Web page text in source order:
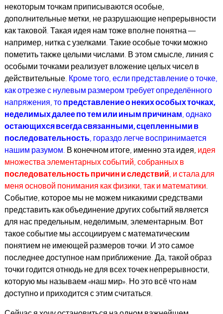
некоторым точкам приписываются особые,
дополнительные метки, не разрушающие непрерывности
как таковой. Такая идея нам тоже вполне понятна —
например, нитка с узелками. Такие особые точки можно
пометить также целыми числами. В этом смысле, линия с
особыми точками реализует вложение целых чисел в
действительные. Кроме того, если представление о точке,
как отрезке с нулевым размером требует определённого
напряжения, то представление о неких особых точках,
неделимых далее по тем или иным причинам, однако
остающихся всегда связанными, сцепленными в
последовательность, гораздо легче воспринимается
нашим разумом.
В конечном итоге, именно эта идея, идея
множества элементарных событий, собранных в
последовательность причин и следствий, и стала для
меня основой понимания как физики, так и математики
Событие, которое мы не можем никакими средствами
представить как объединение других событий является
для нас предельным, неделимым, элементарным. Вот
такое событие мы ассоциируем с математическим
понятием не имеющей размеров точки. И это самое
последнее доступное нам приближение. Да, такой образ
точки годится отнюдь не для всех точек непрерывности,
которую мы называем «наш мир». Но это всё что нам
доступно и приходится с этим считаться.